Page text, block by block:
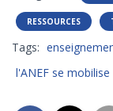
RESSOURCES
Tags:
l'ANEF se mobilise